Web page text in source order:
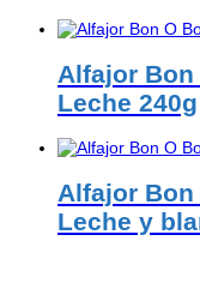
Alfajor Bon
Leche 240g
Alfajor Bon
Leche y